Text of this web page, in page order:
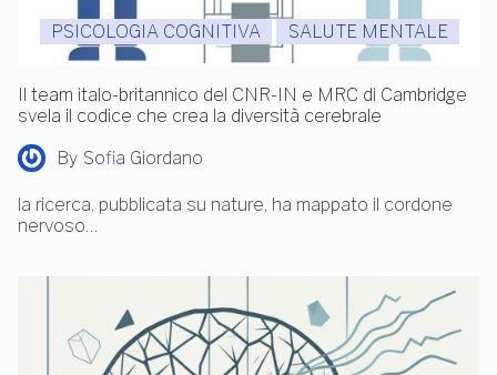
PSICOLOGIA COGNITIVA SALUTE MENTALE
Il team italo-britannico del CNR-IN e MRC di Cambridge
svela il codice che crea la diversità cerebrale
By Sofia Giordano
la ricerca, pubblicata su nature, ha mappato il cordone
nervoso…